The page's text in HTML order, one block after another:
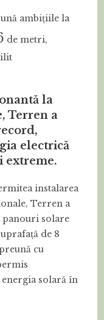
ambițiile la
de metri,
la
Terren a
electrică
extreme.
instalarea
Terren a
panouri solare
de 8
cu
solară în